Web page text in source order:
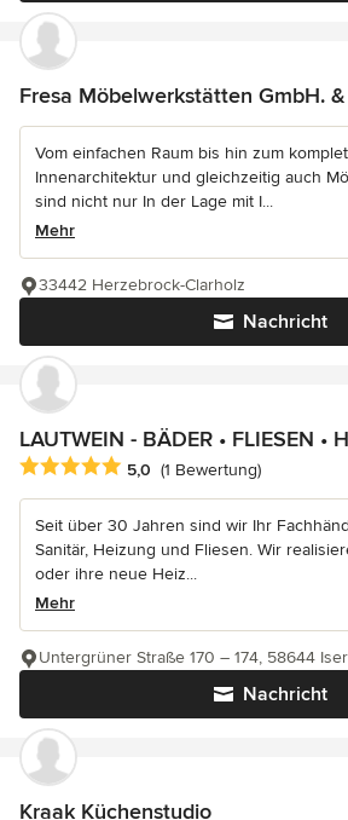
Fresa Möbelwerkstätten GmbH. &
Vom einfachen Raum bis hin zum
Innenarchitektur und gleichzeitig auch
sind nicht nur In der Lage mit I...
Mehr
Nachricht
33442 Herzebrock-Clarholz
LAUTWEIN - BÄDER • FLIESEN •
Durchschnittliche Bewertung: 5 von 5
5,0 (1 Bewertung)
Seit über 30 Jahren sind wir Ihr
Sanitär, Heizung und Fliesen. Wir
oder ihre neue Heiz...
Mehr
Nachricht
Untergrüner Straße 170 – 174, 58644
Kraak Küchenstudio